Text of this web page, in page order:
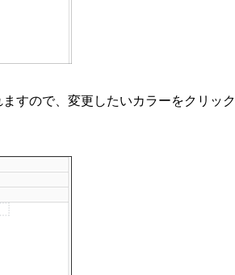
すので、変更したいカラーをクリック